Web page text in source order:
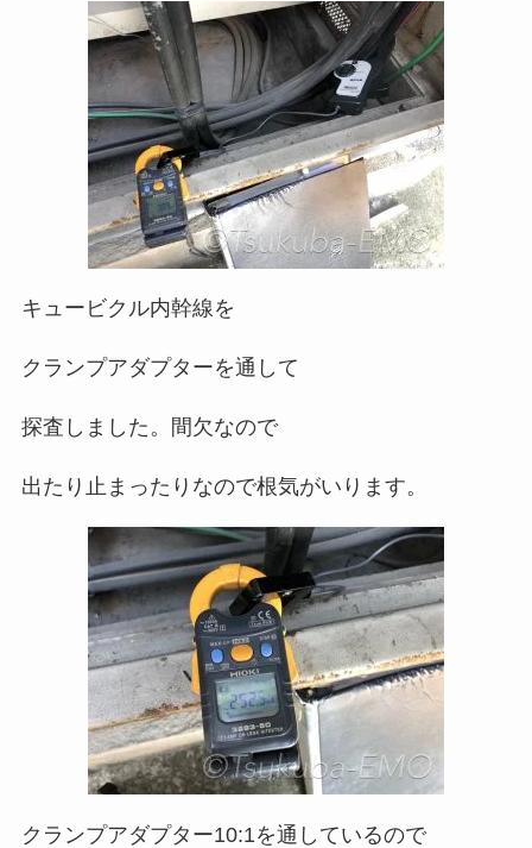
キュービクル内幹線を
クランプアダプターを通して
探査しました。間欠なので
出たり止まったりなので根気がいります。
クランプアダプター10:1を通しているので